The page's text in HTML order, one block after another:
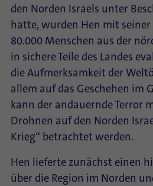
den Norden Israels unter
hatte, wurden Hen mit
80.000 Menschen aus der
in sichere Teile des Landes
die Aufmerksamkeit der
allem auf das Geschehen im
kann der andauernde Terror
Drohnen auf den Norden
Krieg“ betrachtet werden.
Hen lieferte zunächst einen
über die Region im Norden